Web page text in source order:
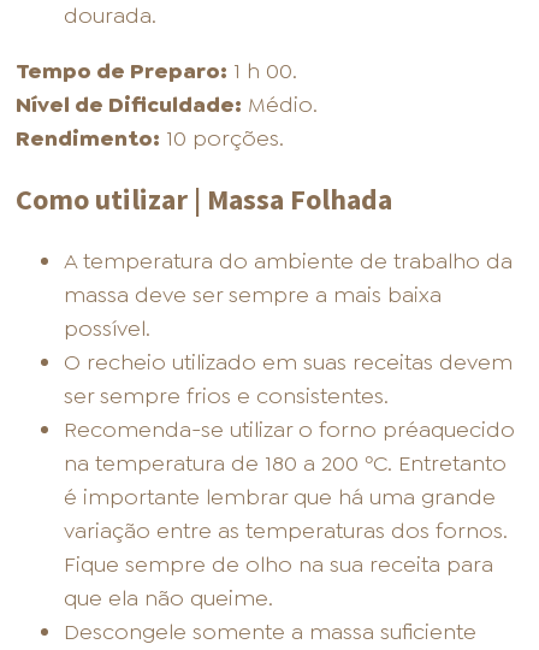
dourada.
Tempo de Preparo: 1 h 00.
Nível de Dificuldade: Médio.
Rendimento: 10 porções.
Como utilizar | Massa Folhada
A temperatura do ambiente de trabalho da
massa deve ser sempre a mais baixa
possível.
O recheio utilizado em suas receitas devem
ser sempre frios e consistentes.
Recomenda-se utilizar o forno préaquecido
na temperatura de 180 a 200 ºC. Entretanto
é importante lembrar que há uma grande
variação entre as temperaturas dos fornos.
Fique sempre de olho na sua receita para
que ela não queime.
Descongele somente a massa suficiente